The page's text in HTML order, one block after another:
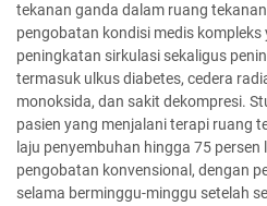
tekanan ganda dalam ruang
pengobatan kondisi medis kompleks
peningkatan sirkulasi sekaligus
termasuk ulkus diabetes, cedera
monoksida, dan sakit dekompresi.
pasien yang menjalani terapi ruang
laju penyembuhan hingga 75
pengobatan konvensional, dengan
selama berminggu-minggu setelah